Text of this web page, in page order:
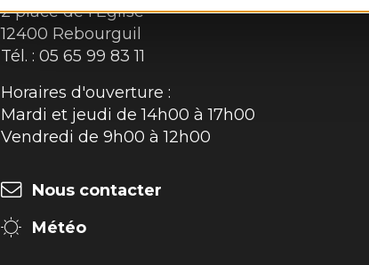
2 place de l’Eglise
12400 Rebourguil
Tél. : 05 65 99 83 11
Horaires d'ouverture :
Mardi et jeudi de 14h00 à 17h00
Vendredi de 9h00 à 12h00
Nous contacter
Météo